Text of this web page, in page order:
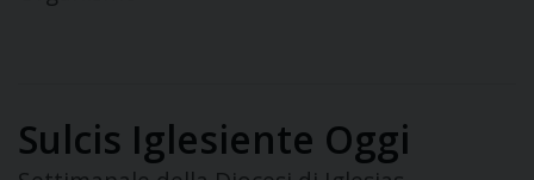
Sulcis Iglesiente Oggi